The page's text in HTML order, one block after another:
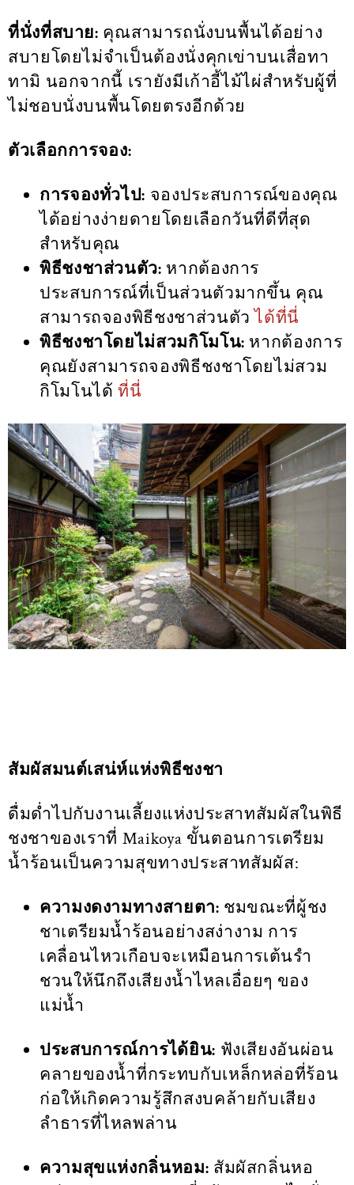
ที่นั่งที่สบาย: คุณสามารถนั่งบนพื้นได้อย่าง
สบายโดยไม่จำเป็นต้องนั่งคุกเข่าบนเสื่อทา
ทามิ นอกจากนี้ เรายังมีเก้าอี้ไม้ไผ่สำหรับผู้ที่
ไม่ชอบนั่งบนพื้นโดยตรงอีกด้วย
ตัวเลือกการจอง:
การจองทั่วไป: จองประสบการณ์ของคุณ
ได้อย่างง่ายดายโดยเลือกวันที่ดีที่สุด
สำหรับคุณ
พิธีชงชาส่วนตัว: หากต้องการ
ประสบการณ์ที่เป็นส่วนตัวมากขึ้น คุณ
สามารถจองพิธีชงชาส่วนตัวได้ที่นี่
พิธีชงชาโดยไม่สวมกิโมโน: หากต้องการ
คุณยังสามารถจองพิธีชงชาโดยไม่สวม
กิโมโนได้ที่นี่
สัมผัสมนต์เสน่ห์แห่งพิธีชงชา
ดื่มด่ำไปกับงานเลี้ยงแห่งประสาทสัมผัสในพิธี
ชงชาของเราที่ Maikoya ขั้นตอนการเตรียม
น้ำร้อนเป็นความสุขทางประสาทสัมผัส:
ความงดงามทางสายตา: ชมขณะที่ผู้ชง
ชาเตรียมน้ำร้อนอย่างสง่างาม การ
เคลื่อนไหวเกือบจะเหมือนการเต้นรำ
ชวนให้นึกถึงเสียงน้ำไหลเอื่อยๆ ของ
แม่น้ำ
ประสบการณ์การได้ยิน: ฟังเสียงอันผ่อน
คลายของน้ำที่กระทบกับเหล็กหล่อที่ร้อน
ก่อให้เกิดความรู้สึกสงบคล้ายกับเสียง
ลำธารที่ไหลพล่าน
ความสุขแห่งกลิ่นหอม: สัมผัสกลิ่นหอ